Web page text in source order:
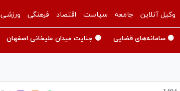
وکیل آنلاین جامعه سیاست اقتصاد فرهنگی ورزشی
🟡 سامانه‌های قضایی 🟡 جنایت میدان علیخانی اصفهان